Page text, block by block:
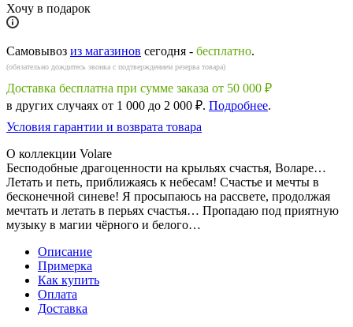
Хочу в подарок
Самовывоз из магазинов сегодня - бесплатно.
(обязательно дождитесь звонка с подтверждением резерва товара)
Доставка бесплатна при сумме заказа от 50 000 ₽
в других случаях от 1 000 до 2 000 ₽. Подробнее.
Условия гарантии и возврата товара
О коллекции Volare
Бесподобные драгоценности на крыльях счастья, Воларе…
Летать и петь, приближаясь к небесам! Счастье и мечты в
бесконечной синеве! Я просыпаюсь на рассвете, продолжая
мечтать и летать в перьях счастья… Пропадаю под приятную
музыку в магии чёрного и белого…
Описание
Примерка
Как купить
Оплата
Доставка